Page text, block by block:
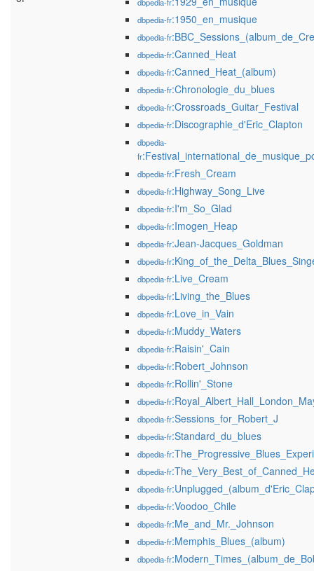
dbpedia-fr:1950_en_musique
dbpedia-fr
dbpedia-fr:Canned_Heat
dbpedia-fr:Canned_Heat_(album)
dbpedia-fr:Chronologie_du_blues
dbpedia-fr:Crossroads_Guitar_Festival
dbpedia-fr:Discographie_d'Eric_Clapton
dbpedia-
fr
dbpedia-fr:Fresh_Cream
dbpedia-fr:Highway_Song_Live
dbpedia-fr:I'm_So_Glad
dbpedia-fr:Imogen_Heap
dbpedia-fr:Jean-Jacques_Goldman
dbpedia-fr
dbpedia-fr:Live_Cream
dbpedia-fr:Living_the_Blues
dbpedia-fr:Love_in_Vain
dbpedia-fr:Muddy_Waters
dbpedia-fr:Raisin'_Cain
dbpedia-fr:Robert_Johnson
dbpedia-fr:Rollin'_Stone
dbpedia-fr
dbpedia-fr:Sessions_for_Robert_J
dbpedia-fr:Standard_du_blues
dbpedia-fr
dbpedia-fr
dbpedia-fr
dbpedia-fr:Voodoo_Chile
dbpedia-fr:Me_and_Mr._Johnson
dbpedia-fr:Memphis_Blues_(album)
dbpedia-fr